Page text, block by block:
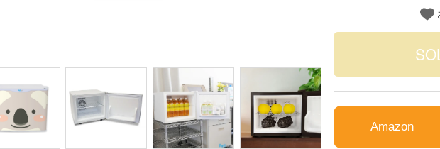
Amazon